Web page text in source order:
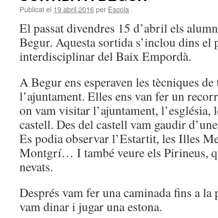
Publicat el 19 abril 2016per Escola
El passat divendres 15 d’abril els
Begur. Aquesta sortida s’inclou dins el
interdisciplinar del Baix Empordà.
A Begur ens esperaven les tècniques
l’ajuntament. Elles ens van fer un
on vam visitar l’ajuntament, l’església,
castell. Des del castell vam gaudir
Es podia observar l’Estartit, les Illes
Montgrí… I també veure els Pirineus,
nevats.
Després vam fer una caminada fins a la
vam dinar i jugar una estona.